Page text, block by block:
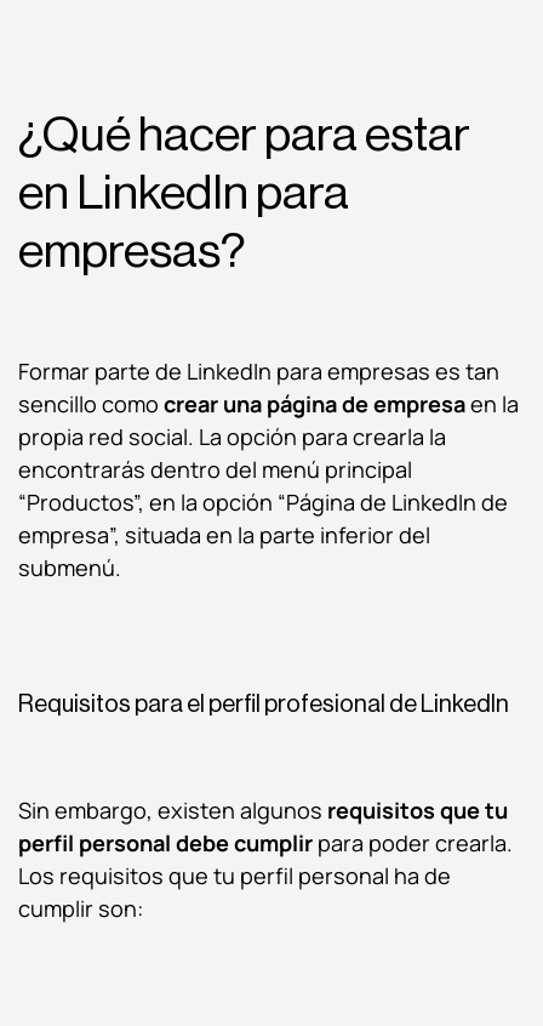
¿Qué hacer para estar
en LinkedIn para
empresas?
Formar parte de LinkedIn para empresas es tan
sencillo como crear una página de empresaen la
propia red social. La opción para crearla la
encontrarás dentro del menú principal
“Productos”, en la opción “Página de LinkedIn de
empresa”, situada en la parte inferior del
submenú.
Requisitos para el perfil profesional de LinkedIn
Sin embargo, existen algunos requisitos que tu
perfil personal debe cumplir para poder crearla.
Los requisitos que tu perfil personal ha de
cumplir son: